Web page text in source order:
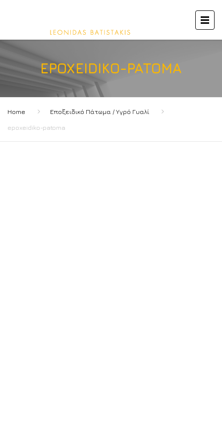
EPOXEIDIKO-PATOMA
Home
Εποξειδικό Πάτωμα / Υγρό Γυαλί
epoxeidiko-patoma